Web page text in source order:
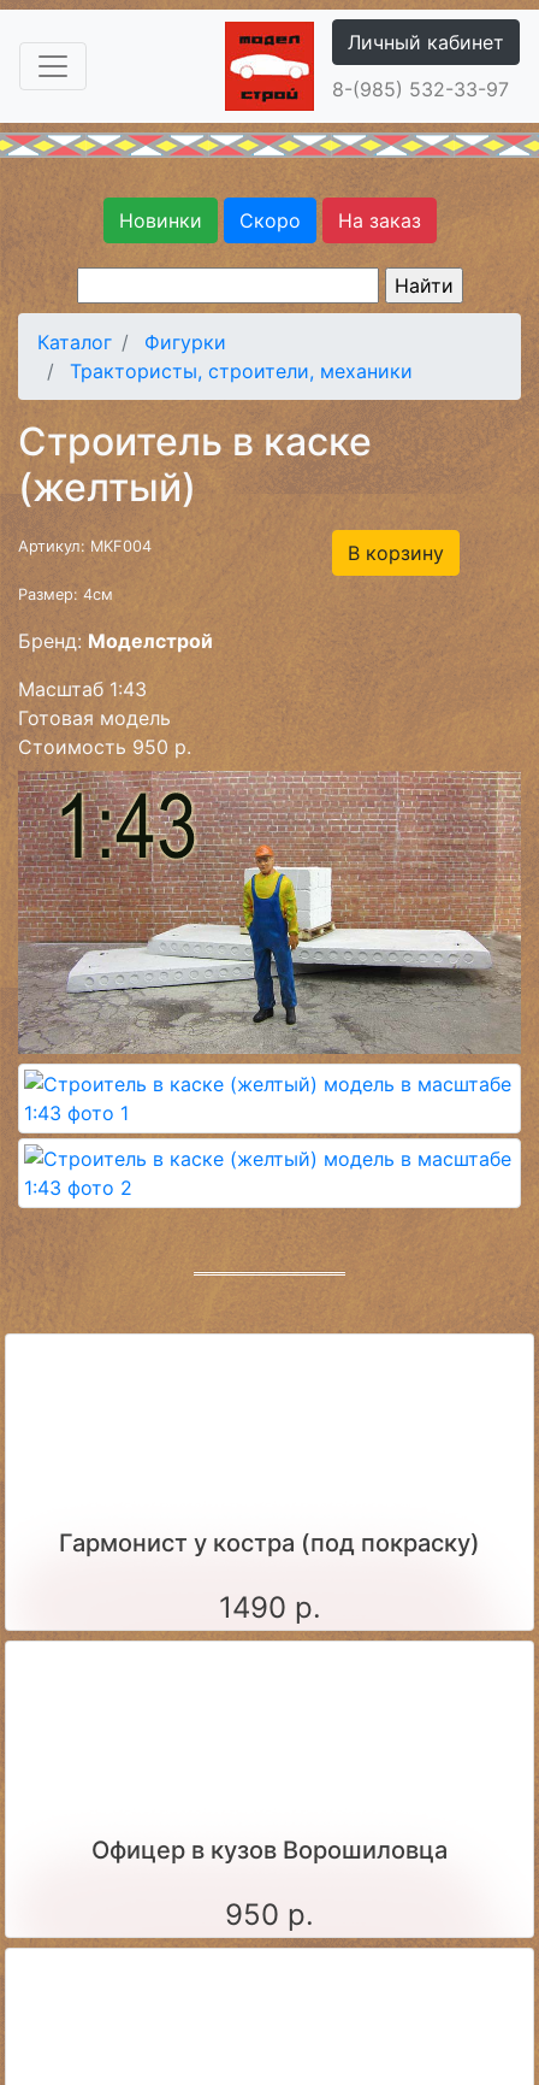
Личный кабинет
8-(985) 532-33-97
Новинки Скоро На заказ
Каталог
Фигурки
Трактористы, строители, механики
Строитель в каске
(желтый)
Артикул: MKF004
Размер: 4см
Бренд: Моделстрой
Масштаб 1:43
Готовая модель
Стоимость 950 р.
В корзину
Гармонист у костра (под покраску)
1490 р.
Офицер в кузов Ворошиловца
950 р.